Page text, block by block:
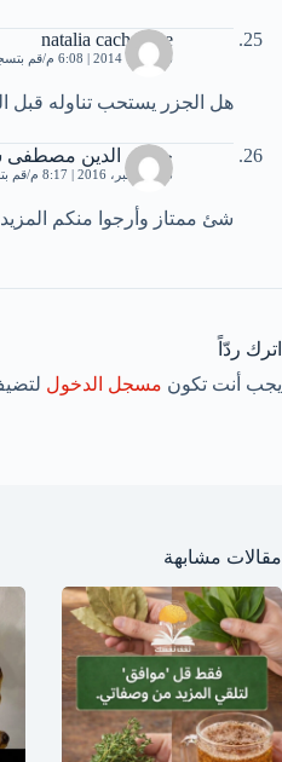
natalia cachemire
6 فبراير، 2014 | 6:08 م قم
هل الجزر يستحب تناوله قبل
حسام الدين مصطفى
28 ديسمبر، 2016 | 8:17 م قم
شئ ممتاز وأرجوا منكم المزيد
اترك ردّاً
يجب أنت تكون مسجل الدخول
مقالات مشابهة